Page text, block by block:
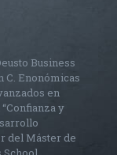
Business
C. Enonómicas
en
y
del Máster de